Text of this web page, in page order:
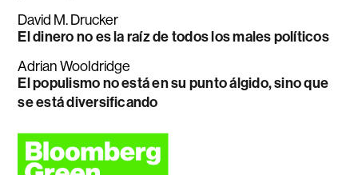
David M. Drucker
El dinero no es la raíz de todos los males políticos
Adrian Wooldridge
El populismo no está en su punto álgido, sino que
se está diversificando